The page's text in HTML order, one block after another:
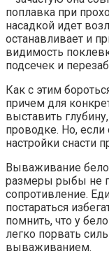
поплавка при
насадкой идет
останавливает и
видимость
подсечек и
Как с этим
причем для
выставить
проводке. Но,
настройки снасти
Вываживание
размеры рыбы не
сопротивление.
постараться
помнить, что у
легко порвать
вываживанием.